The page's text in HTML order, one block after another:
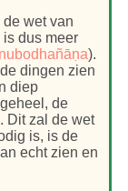
wet van
is dus meer
).
dingen zien
diep
de
Dit zal de wet
is, is de
echt zien en